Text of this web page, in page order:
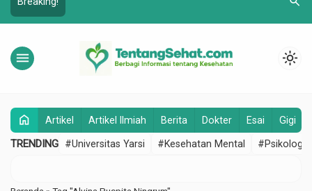
menu light_mode
home Artikel Artikel Ilmiah Berita Dokter Esai Gigi
TRENDING #Universitas Yarsi #Kesehatan Mental #Psikologi